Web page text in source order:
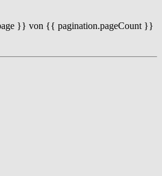
}} von {{ pagination.pageCount }}